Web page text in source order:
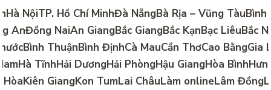
NộiTP. Hồ Chí MinhĐà NẵngBà Rịa – Vũng TàuBình
AnĐồng NaiAn GiangBắc GiangBắc KạnBạc LiêuBắc
ThuậnBình ĐịnhCà MauCần ThơCao BằngGia
TĩnhHải DươngHải PhòngHậu GiangHòa
HòaKiên GiangKon TumLai ChâuLàm onlineLâm